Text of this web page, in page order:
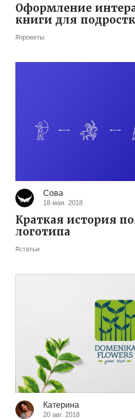
Оформление
книги для
#проекты
Сова
18 мая. 2018
Краткая история
логотипа
#статьи
Катерина
20 авг. 2018